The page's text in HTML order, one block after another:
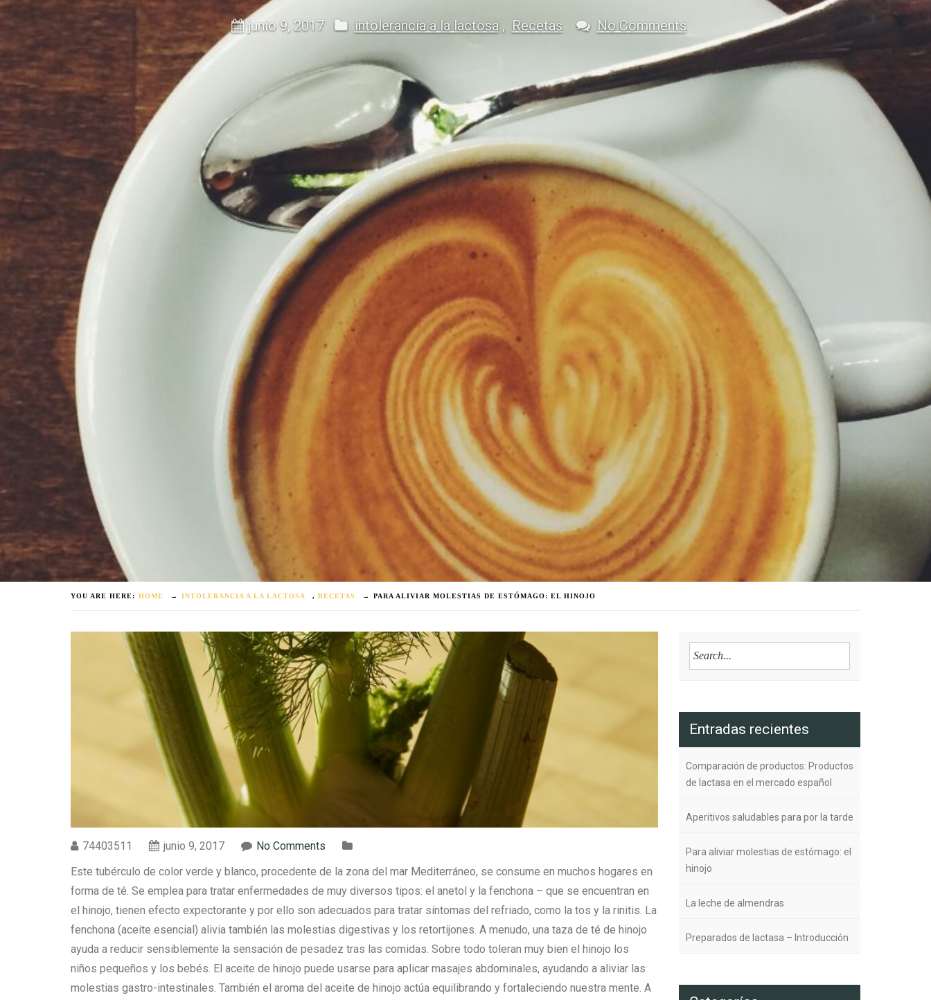
junio 9, 2017 intolerancia a la lactosa , Recetas No Comments
YOU ARE HERE: HOME → INTOLERANCIA A LA LACTOSA , RECETAS → PARA ALIVIAR MOLESTIAS DE ESTÓMAGO: EL HINOJO
74403511 junio 9, 2017
No Comments
Este tubérculo de color verde y blanco, procedente de la zona del mar Mediterráneo, se consume en muchos hogares en
forma de té. Se emplea para tratar enfermedades de muy diversos tipos: el anetol y la fenchona – que se encuentran en
el hinojo, tienen efecto expectorante y por ello son adecuados para tratar síntomas del refriado, como la tos y la rinitis. La
fenchona (aceite esencial) alivia también las molestias digestivas y los retortijones. A menudo, una taza de té de hinojo
ayuda a reducir sensiblemente la sensación de pesadez tras las comidas. Sobre todo toleran muy bien el hinojo los
niños pequeños y los bebés. El aceite de hinojo puede usarse para aplicar masajes abdominales, ayudando a aliviar las
molestias gastro-intestinales. También el aroma del aceite de hinojo actúa equilibrando y fortaleciendo nuestra mente. A
Entradas recientes
Comparación de productos: Productos
de lactasa en el mercado español
Aperitivos saludables para por la tarde
Para aliviar molestias de estómago: el
hinojo
La leche de almendras
Preparados de lactasa – Introducción